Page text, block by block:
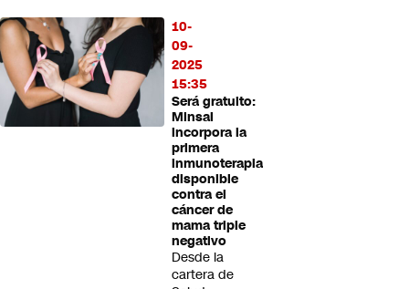
10-
09-
2025
15:35
Será gratuito:
Minsal
incorpora la
primera
inmunoterapia
disponible
contra el
cáncer de
mama triple
negativo
Desde la
cartera de